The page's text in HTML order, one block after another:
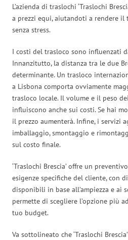
L’azienda di traslochi ‘Traslochi
a prezzi equi, aiutandoti a rendere il
senza stress.
I costi del trasloco sono influenzati
Innanzitutto, la distanza tra le due
determinante. Un trasloco
a Lisbona comporta ovviamente
trasloco locale. Il volume e il peso
influiscono anche sui costi. Se hai
il prezzo aumenterà. Infine, i servizi
imballaggio, smontaggio e
sul costo finale.
‘Traslochi Brescia’ offre un
esigenze specifiche del cliente, con
disponibili in base all’ampiezza e ai
permette di scegliere l’opzione più
tuo budget.
Va sottolineato che ‘Traslochi